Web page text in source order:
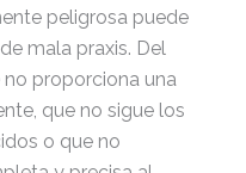
peligrosa puede
mala praxis. Del
proporciona una
que no sigue los
o que no